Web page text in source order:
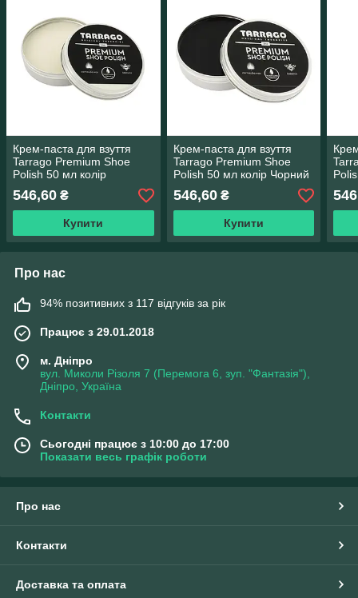
Крем-паста для взуття
Tarrago Premium Shoe
Polish 50 мл колір
Безбарвний (00)
546,60 ₴
Купити
Крем-паста для взуття
Tarrago Premium Shoe
Polish 50 мл колір Чорний
(18)
546,60₴
Купити
Про нас
94% позитивних з 117 відгуків за рік
Працює з 29.01.2018
м. Дніпро
вул. Миколи Різоля 7 (Перемога 6, зуп. "Фантазія"),
Дніпро, Україна
Контакти
Сьогодні працює з 10:00 до 17:00
Показати весь графік роботи
Про нас
Контакти
Доставка та оплата